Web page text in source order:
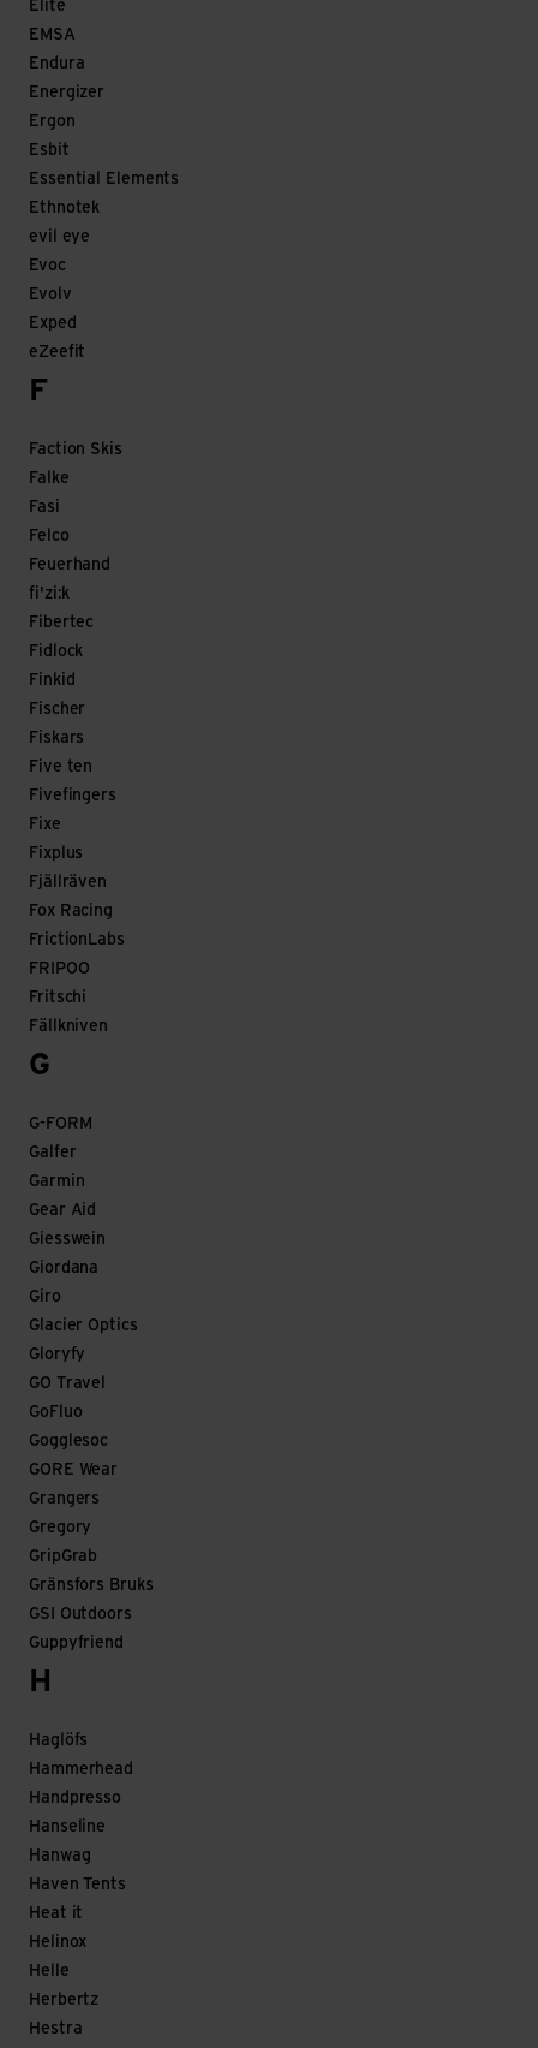
Elite
EMSA
Endura
Energizer
Ergon
Esbit
Essential Elements
Ethnotek
evil eye
Evoc
Evolv
Exped
eZeefit
F
Faction Skis
Falke
Fasi
Felco
Feuerhand
fi'zi:k
Fibertec
Fidlock
Finkid
Fischer
Fiskars
Five ten
Fivefingers
Fixe
Fixplus
Fjällräven
Fox Racing
FrictionLabs
FRIPOO
Fritschi
Fällkniven
G
G-FORM
Galfer
Garmin
Gear Aid
Giesswein
Giordana
Giro
Glacier Optics
Gloryfy
GO Travel
GoFluo
Gogglesoc
GORE Wear
Grangers
Gregory
GripGrab
Gränsfors Bruks
GSI Outdoors
Guppyfriend
H
Haglöfs
Hammerhead
Handpresso
Hanseline
Hanwag
Haven Tents
Heat it
Helinox
Helle
Herbertz
Hestra